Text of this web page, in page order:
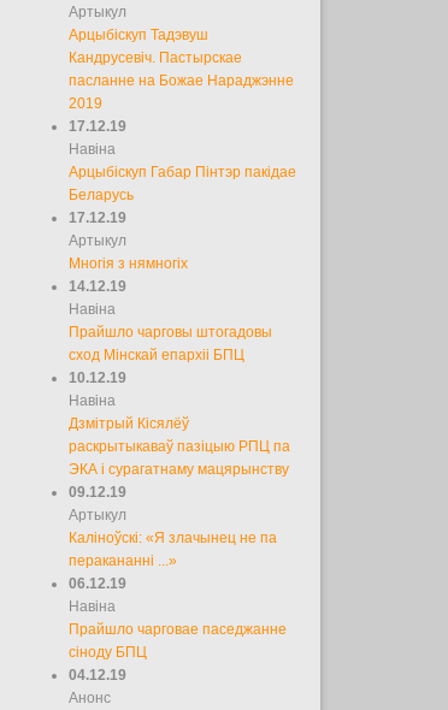
Артыкул
Арцыбіскуп Тадэвуш
Кандрусевіч. Пастырскае
пасланне на Божае Нараджэнне
2019
17.12.19
Навіна
Арцыбіскуп Габар Пінтэр пакідае
Беларусь
17.12.19
Артыкул
Многія з нямногіх
14.12.19
Навіна
Прайшло чарговы штогадовы
сход Мінскай епархіі БПЦ
10.12.19
Навіна
Дзмітрый Кісялёў
раскрытыкаваў пазіцыю РПЦ па
ЭКА і сурагатнаму мацярынству
09.12.19
Артыкул
Каліноўскі: «Я злачынец не па
перакананні ...»
06.12.19
Навіна
Прайшло чарговае паседжанне
сіноду БПЦ
04.12.19
Анонс